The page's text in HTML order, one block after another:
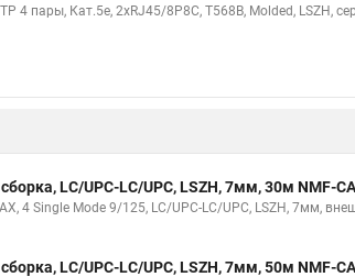
4 пары, Кат.5е, 2хRJ45/8P8C, T568B, Molded, LSZH,
LC/UPC-LC/UPC, LSZH, 7мм, 30м NMF-
4 Single Mode 9/125, LC/UPC-LC/UPC, LSZH, 7мм,
LC/UPC-LC/UPC, LSZH, 7мм, 50м NMF-